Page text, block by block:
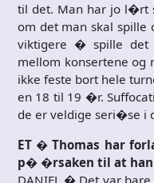
til det. Man har jo l�rt
om det man skal
viktigere � spille
mellom konsertene og
ikke feste bort hele
en 18 til 19 �r.
de er veldige seri�se i
ET � Thomas har
p� �rsaken til at
DANIEL � Det var